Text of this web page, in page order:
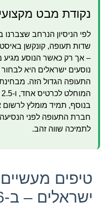
נקודת מבט
לפי הניסיון הנרחב
שדות תעופה, קונקשן
– אך רק כאשר הנוסע מגיע
בנוסף, תמיד מומלץ
חברת התעופה לפני
לתמיכה שווה זהב.
טיפים
ישראלים – ב-2026